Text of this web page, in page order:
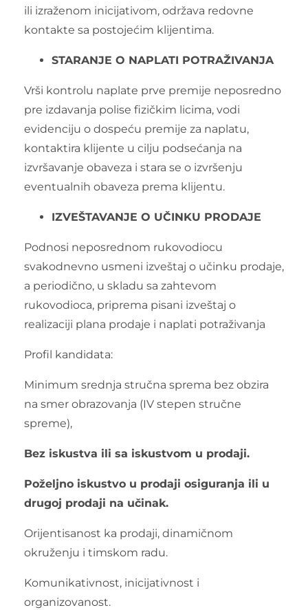
ili izraženom inicijativom, održava redovne
kontakte sa postojećim klijentima.
STARANJE O NAPLATI POTRAŽIVANJA
Vrši kontrolu naplate prve premije neposredno
pre izdavanja polise fizičkim licima, vodi
evidenciju o dospeću premije za naplatu,
kontaktira klijente u cilju podsećanja na
izvršavanje obaveza i stara se o izvršenju
eventualnih obaveza prema klijentu.
IZVEŠTAVANJE O UČINKU PRODAJE
Podnosi neposrednom rukovodiocu
svakodnevno usmeni izveštaj o učinku prodaje,
a periodično, u skladu sa zahtevom
rukovodioca, priprema pisani izveštaj o
realizaciji plana prodaje i naplati potraživanja
Profil kandidata:
Minimum srednja stručna sprema bez obzira
na smer obrazovanja (IV stepen stručne
spreme),
Bez iskustva ili sa iskustvom u prodaji.
Poželjno iskustvo u prodaji osiguranja ili u
drugoj prodaji na učinak.
Orijentisanost ka prodaji, dinamičnom
okruženju i timskom radu.
Komunikativnost, inicijativnost i
organizovanost.